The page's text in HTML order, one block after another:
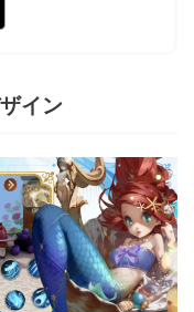
イン